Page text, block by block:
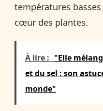
températures basses
cœur des plantes.
À lire : "Elle
et du sel : son
monde"